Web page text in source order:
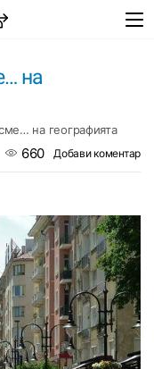
на
на географията
660 Добави коментар